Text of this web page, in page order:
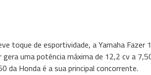
toque de esportividade, a Yamaha
uma potência máxima de 12,2 cv a
da Honda é a sua principal concorrente.